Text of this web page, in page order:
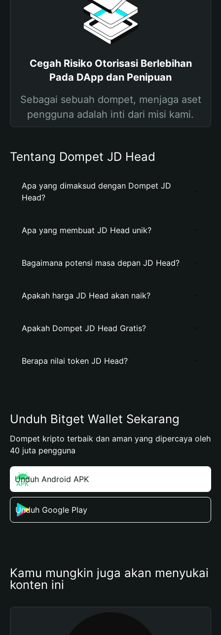
Cegah Risiko Otorisasi Berlebihan
Pada DApp dan Penipuan
Sebagai sebuah dompet, menjaga aset
pengguna adalah inti dari misi kami.
Tentang Dompet JD Head
Apa yang dimaksud dengan Dompet JD
Head?
Apa yang membuat JD Head unik?
Bagaimana potensi masa depan JD Head?
Apakah harga JD Head akan naik?
Apakah Dompet JD Head Gratis?
Berapa nilai token JD Head?
Unduh Bitget Wallet Sekarang
Dompet kripto terbaik dan aman yang dipercaya oleh
40 juta pengguna
Unduh Android APK
Unduh Google Play
Kamu mungkin juga akan menyukai
konten ini